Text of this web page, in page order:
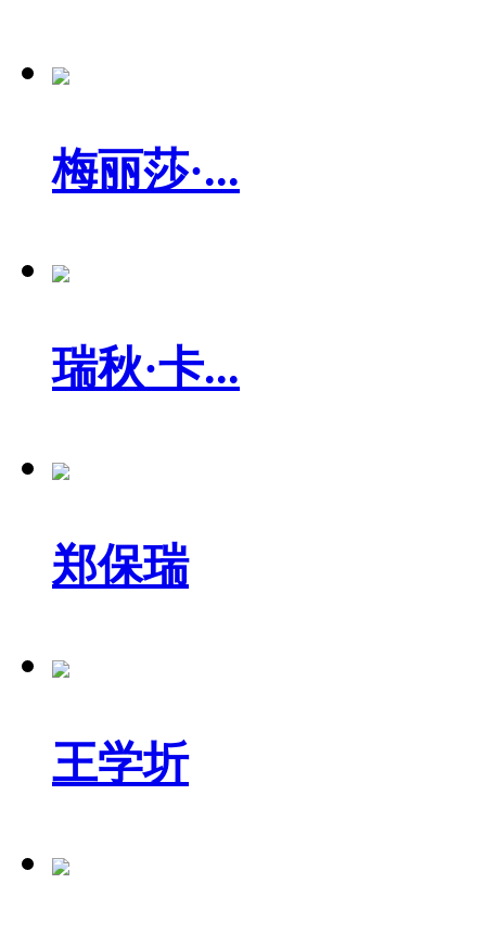
梅丽莎·...
瑞秋·卡...
郑保瑞
王学圻